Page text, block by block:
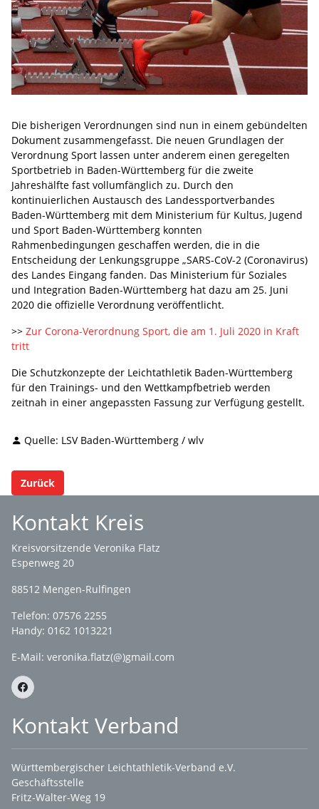
Die bisherigen Verordnungen sind nun in einem gebündelten
Dokument zusammengefasst. Die neuen Grundlagen der
Verordnung Sport lassen unter anderem einen geregelten
Sportbetrieb in Baden-Württemberg für die zweite
Jahreshälfte fast vollumfänglich zu. Durch den
kontinuierlichen Austausch des Landessportverbandes
Baden-Württemberg mit dem Ministerium für Kultus, Jugend
und Sport Baden-Württemberg konnten
Rahmenbedingungen geschaffen werden, die in die
Entscheidung der Lenkungsgruppe „SARS-CoV-2 (Coronavirus)
des Landes Eingang fanden. Das Ministerium für Soziales
und Integration Baden-Württemberg hat dazu am 25. Juni
2020 die offizielle Verordnung veröffentlicht.
>> Zur Corona-Verordnung Sport, die am 1. Juli 2020 in Kraft
tritt
Die Schutzkonzepte der Leichtathletik Baden-Württemberg
für den Trainings- und den Wettkampfbetrieb werden
zeitnah in einer angepassten Fassung zur Verfügung gestellt.
Quelle: LSV Baden-Württemberg / wlv
Zurück
Kontakt Kreis
Kreisvorsitzende Veronika Flatz
Espenweg 20
88512 Mengen-Rulfingen
Telefon: 07576 2255
Handy: 0162 1013221
E-Mail: veronika.flatz(@)gmail.com
Kontakt Verband
Württembergischer Leichtathletik-Verband e.V.
Geschäftsstelle
Fritz-Walter-Weg 19